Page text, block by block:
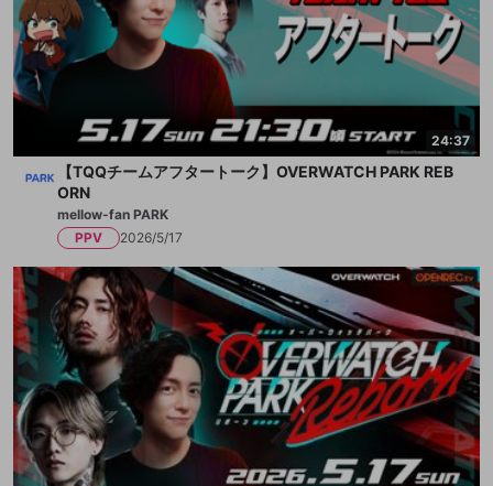
24:37
【TQQチームアフタートーク】OVERWATCH PARK REB
ORN
mellow-fan PARK
PPV
2026/5/17